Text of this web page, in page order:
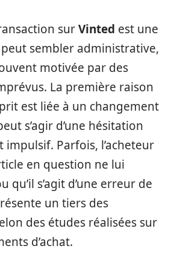
surVinted est une
sembler administrative,
motivée par des
La première raison
est liée à un changement
s’agir d’une hésitation
impulsif. Parfois, l’acheteur
en question ne lui
qu’il s’agit d’une erreur de
un tiers des
des études réalisées sur
d’achat.